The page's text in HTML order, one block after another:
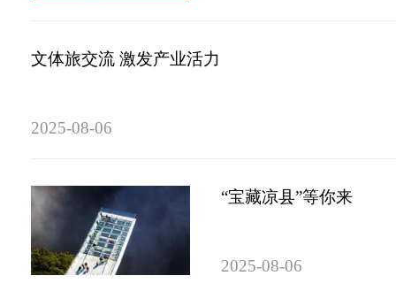
文体旅交流 激发产业活力
2025-08-06
“宝藏凉县”等你来
2025-08-06